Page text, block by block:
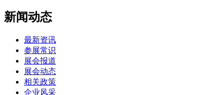
新闻动态
最新资讯
参展常识
展会报道
展会动态
相关政策
企业风采